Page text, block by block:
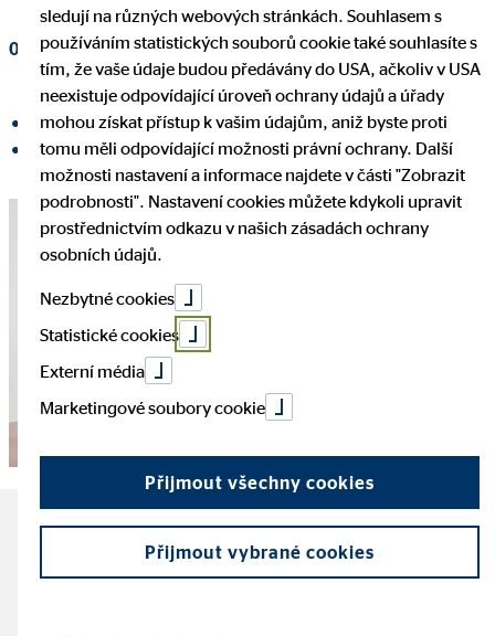
04. února 2022|OVB Allfinanz, a.s.
Sdílet na Facebooku
Sdílet na LinkedInu
Nejdůležitější fakta o vedení
osobního rozpočtu
sledují na různých webových stránkách. Souhlasem s
používáním statistických souborů cookie také souhlasíte s
tím, že vaše údaje budou předávány do USA, ačkoliv v USA
neexistuje odpovídající úroveň ochrany údajů a úřady
mohou získat přístup k vašim údajům, aniž byste proti
tomu měli odpovídající možnosti právní ochrany. Další
možnosti nastavení a informace najdete v části "Zobrazit
podrobnosti". Nastavení cookies můžete kdykoli upravit
prostřednictvím odkazu v našich zásadách ochrany
osobních údajů.
Nezbytné cookies
Statistické cookies
Externí média
Marketingové soubory cookie
Přijmout všechny cookies
Přijmout vybrané cookies